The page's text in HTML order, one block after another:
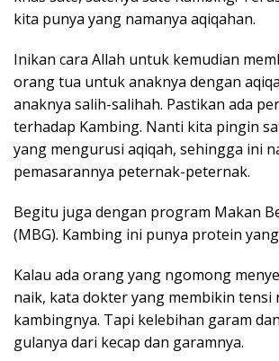
kita punya yang namanya aqiqahan.
Inikan cara Allah untuk kemudian
orang tua untuk anaknya dengan
anaknya salih-salihah. Pastikan ada
terhadap Kambing. Nanti kita pingin
yang mengurusi aqiqah, sehingga ini
pemasarannya peternak-peternak.
Begitu juga dengan program Makan
(MBG). Kambing ini punya protein
Kalau ada orang yang ngomong
naik, kata dokter yang membikin tensi
kambingnya. Tapi kelebihan garam
gulanya dari kecap dan garamnya.